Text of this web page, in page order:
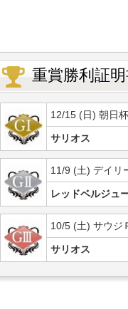
重賞勝利証
12/15 (日) 朝日
サリオス
11/9 (土) デイリ
レッドベルジュ
10/5 (土) サウジ
サリオス